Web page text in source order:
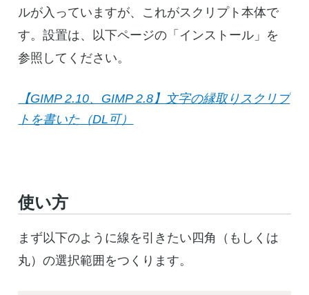
ルが入っていますが、これがスクリプト本体で
す。設置は、以下ページの「インストール」を
参照してください。
【GIMP 2.10、GIMP 2.8】文字の縁取りスクリプ
トを書いた（DL可）
使い方
まず以下のように線を引きたい四角（もしくは
丸）の選択範囲をつくります。